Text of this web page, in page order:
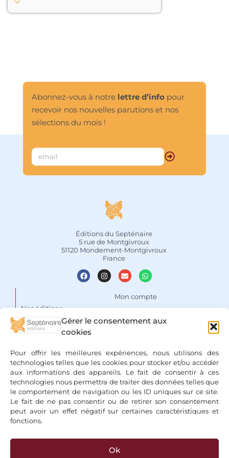
Gérer le consentement aux
cookies
Pour offrir les meilleures expériences, nous utilisons des
technologies telles que les cookies pour stocker et/ou accéder
aux informations des appareils. Le fait de consentir à ces
technologies nous permettra de traiter des données telles que
le comportement de navigation ou les ID uniques sur ce site.
Le fait de ne pas consentir ou de retirer son consentement
peut avoir un effet négatif sur certaines caractéristiques et
fonctions.
Ok
l’extraordinaire richesse de sens
Abonnez-vous à notre lettre d’infopour
recevoir nos nouvelles parutions et nos
sélections du mois !
Éditions du Septénaire
5 rue de Montgivroux
51120 Mondement-Montgivroux
France
Nos éditions
Auteurs
Espace libraires
Nous contacter
Mon compte
Conditions Générales de
Vente
Mentions légales & Politique
de confidentialité
+ Bancontact, Klarna, Paypal